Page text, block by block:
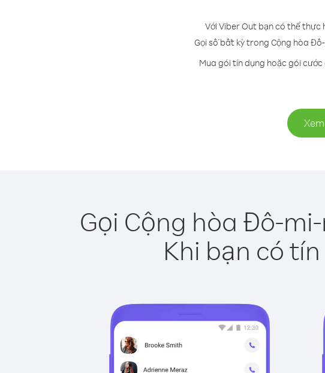
Với Viber Out bạn có thể
Gọi số bất kỳ trong Cộng hòa
Mua gói tín dụng hoặc gói
Gọi Cộng hòa Đô-
Khi bạn có